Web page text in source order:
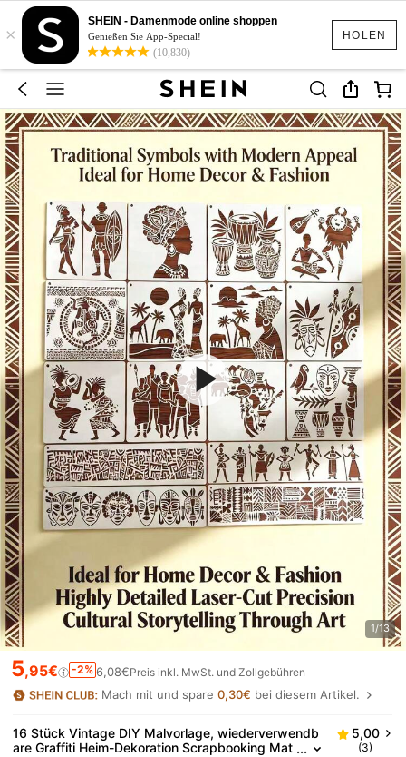
HOLEN
×
SHEIN - Damenmode online shoppen
Genießen Sie App-Special!
(10,830)
1/13
5,95€ -2% 6,08€Preis inkl. MwSt. und Zollgebühren
Mach mit und spare0,30€ bei diesem Artikel.
16 Stück Vintage DIY Malvorlage, wiederverwendb
are Graffiti Heim-Dekoration Scrapbooking Mat
5,00
(3)